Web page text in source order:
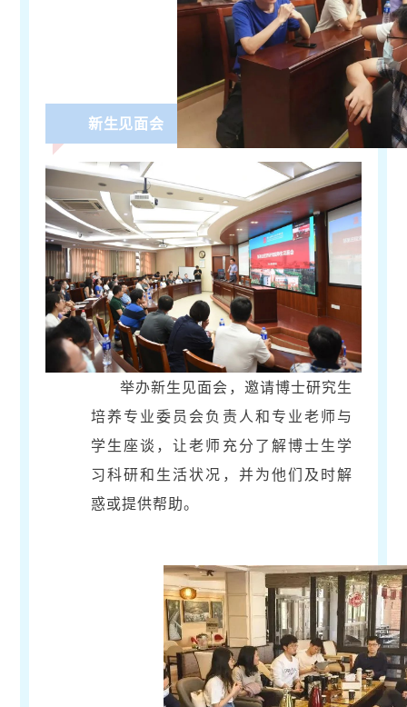
新生见面会
举办新生见面会，邀请博士研究生
培养专业委员会负责人和专业老师与
学生座谈，让老师充分了解博士生学
习科研和生活状况，并为他们及时解
惑或提供帮助。